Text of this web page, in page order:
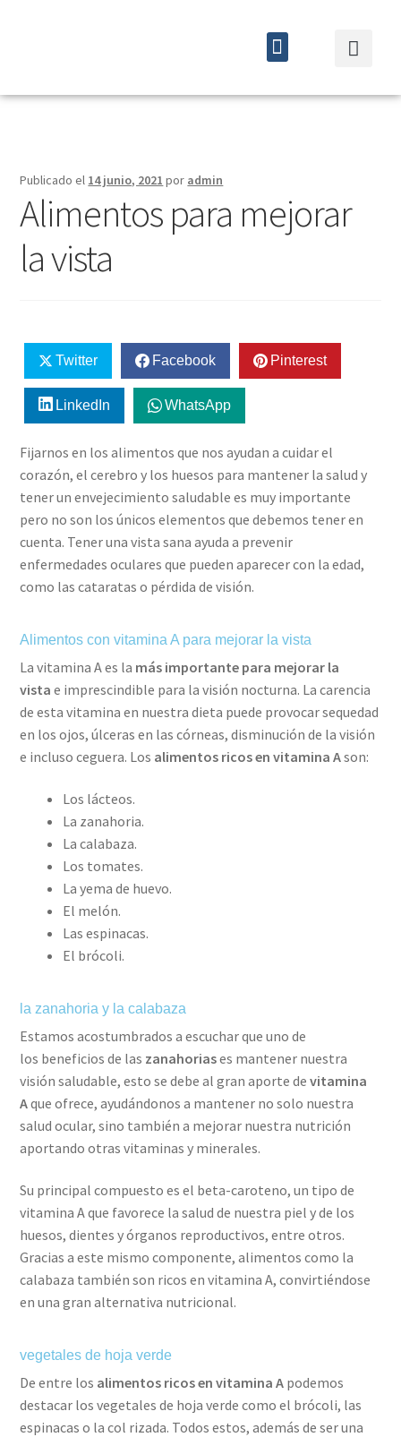
Publicado el 14 junio, 2021 por admin
Alimentos para mejorar
la vista
Twitter Facebook Pinterest
LinkedIn WhatsApp
Fijarnos en los alimentos que nos ayudan a cuidar el
corazón, el cerebro y los huesos para mantener la salud y
tener un envejecimiento saludable es muy importante
pero no son los únicos elementos que debemos tener en
cuenta. Tener una vista sana ayuda a prevenir
enfermedades oculares que pueden aparecer con la edad,
como las cataratas o pérdida de visión.
Alimentos con vitamina A para mejorar la vista
La vitamina A es la más importante para mejorar la
vista e imprescindible para la visión nocturna. La carencia
de esta vitamina en nuestra dieta puede provocar sequedad
en los ojos, úlceras en las córneas, disminución de la visión
e incluso ceguera. Los alimentos ricos en vitamina Ason:
Los lácteos.
La zanahoria.
La calabaza.
Los tomates.
La yema de huevo.
El melón.
Las espinacas.
El brócoli.
la zanahoria y la calabaza
Estamos acostumbrados a escuchar que uno de
los beneficios de las zanahoriases mantener nuestra
visión saludable, esto se debe al gran aporte devitamina
Aque ofrece, ayudándonos a mantener no solo nuestra
salud ocular, sino también a mejorar nuestra nutrición
aportando otras vitaminas y minerales.
Su principal compuesto es el beta-caroteno, un tipo de
vitamina A que favorece la salud de nuestra piel y de los
huesos, dientes y órganos reproductivos, entre otros.
Gracias a este mismo componente, alimentos como la
calabaza también son ricos en vitamina A, convirtiéndose
en una gran alternativa nutricional.
vegetales de hoja verde
De entre los alimentos ricos en vitamina A podemos
destacar los vegetales de hoja verde como el brócoli, las
espinacas o la col rizada. Todos estos, además de ser una